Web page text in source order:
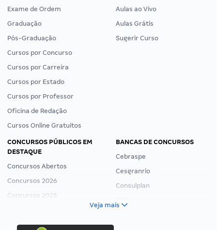
Exame de Ordem
Graduação
Pós-Graduação
Cursos por Concurso
Cursos por Carreira
Cursos por Estado
Cursos por Professor
Oficina de Redação
Cursos Online Gratuitos
Aulas ao Vivo
Aulas Grátis
Sugerir Curso
CONCURSOS PÚBLICOS EM
DESTAQUE
Concursos Abertos
Concursos 2026
Concursos 2025
Concurso Ibama
BANCAS DE CONCURSOS
Cebraspe
Cesgranrio
Consulplan
Veja mais